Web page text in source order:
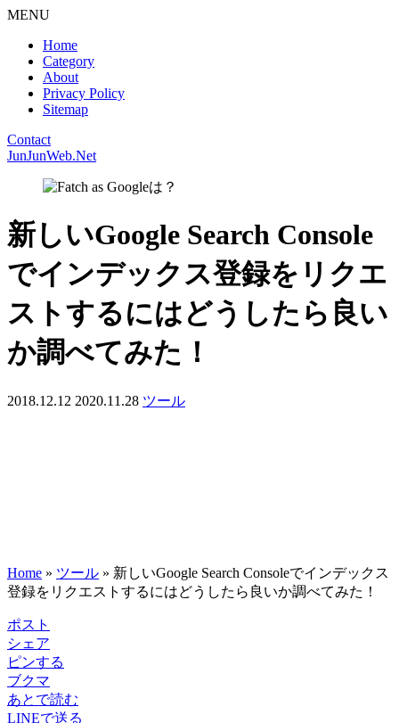
MENU
Home
Category
About
Privacy Policy
Sitemap
Contact
JunJunWeb.Net
新しいGoogle Search Console
でインデックス登録をリクエ
ストするにはどうしたら良い
か調べてみた！
2018.12.12 2020.11.28 ツール
Home » ツール » 新しいGoogle Search Consoleでインデックス
登録をリクエストするにはどうしたら良いか調べてみた！
ポスト
シェア
ピンする
ブクマ
あとで読む
LINEで送る